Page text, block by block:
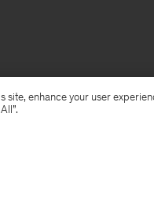
enhance your user